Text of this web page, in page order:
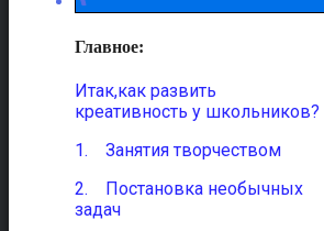
Главное:
Итак,как развить
креативность у школьников?
1. Занятия творчеством
2. Постановка необычных
задач